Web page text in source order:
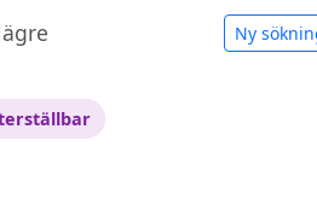
Ny